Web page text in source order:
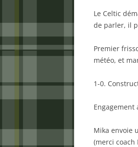
Le Celtic
de parler, il
Premier
météo, et
1-0.
Engagement
Mika envoie
(merci